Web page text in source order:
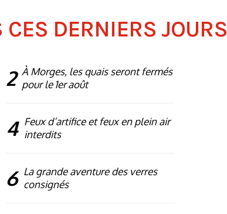
DERNIERS JOURS
2 À Morges, les quais seront fermés
pour le 1er août
4 Feux d’artifice et feux en plein air
interdits
6 La grande aventure des verres
consignés